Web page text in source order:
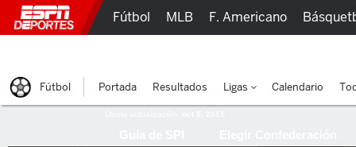
Fútbol MLB F. Americano
Fútbol Portada Resultados Ligas Calendario